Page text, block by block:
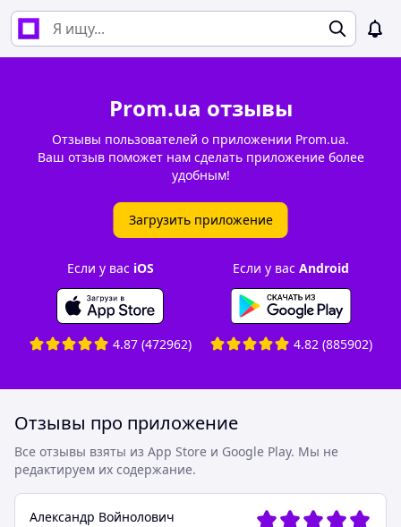
Prom.ua отзывы
Отзывы пользователей о приложении Prom.ua.
Ваш отзыв поможет нам сделать приложение более
удобным!
Загрузить приложение
Если у вас iOS
4.87 (472962)
Если у вас Android
4.82 (885902)
Отзывы про приложение
Все отзывы взяты из App Store и Google Play. Мы не
редактируем их содержание.
Александр Войнолович